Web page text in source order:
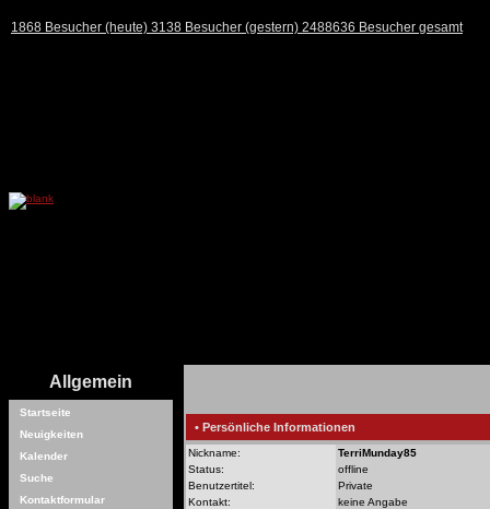
1868 Besucher (heute) 3138 Besucher (gestern) 2488636 Besucher gesamt
Allgemein
Startseite
Neuigkeiten
Kalender
Suche
Kontaktformular
• Persönliche Informationen
Nickname:
TerriMunday85
Status:
offline
Benutzertitel:
Private
Kontakt:
keine Angabe